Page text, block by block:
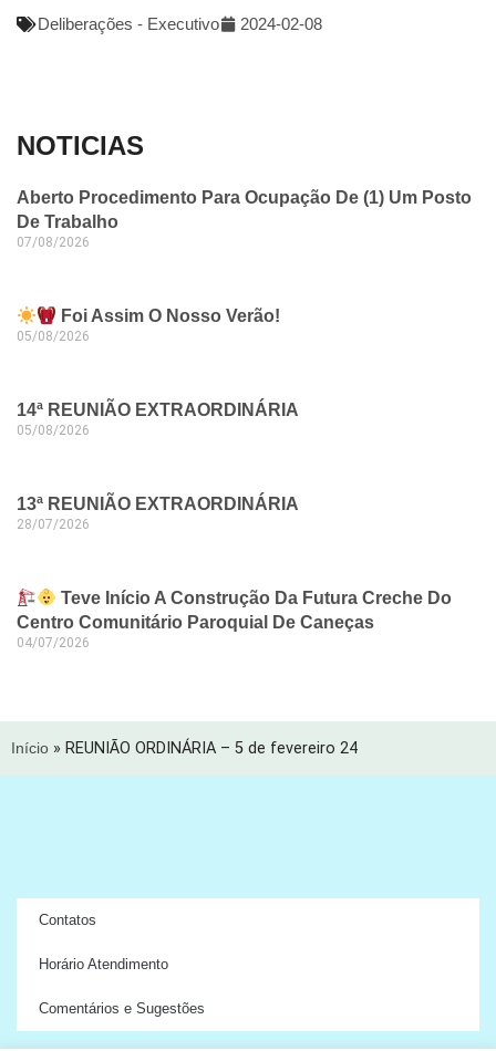
Deliberações - Executivo 2024-02-08
NOTICIAS
Aberto Procedimento Para Ocupação De (1) Um Posto
De Trabalho
07/08/2026
Foi Assim O Nosso Verão!
05/08/2026
14ª REUNIÃO EXTRAORDINÁRIA
05/08/2026
13ª REUNIÃO EXTRAORDINÁRIA
28/07/2026
Teve Início A Construção Da Futura Creche Do
Centro Comunitário Paroquial De Caneças
04/07/2026
Início » REUNIÃO ORDINÁRIA – 5 de fevereiro 24
Contatos
Horário Atendimento
Comentários e Sugestões